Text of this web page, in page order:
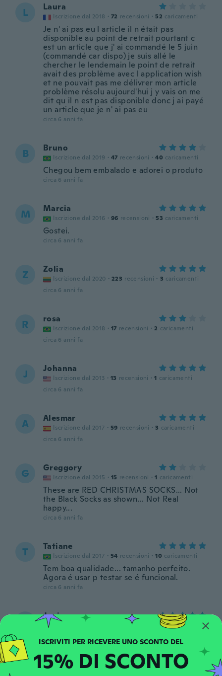
L Laura
Iscrizione dal 2018 · 72 recensioni · 52 caricamenti
Je n' ai pas eu l article il n était pas
disponible au point de retrait pourtant c
est un article que j' ai commandé le 5 juin
(commandé car dispo) je suis allé le
chercher le lendemain le point de retrait
avait des problème avec l application wish
et ne pouvait pas me délivrer mon article
problème résolu aujourd'hui j y vais on me
dit qu il n est pas disponible donc j ai payé
un article que je n' ai pas eu
circa 6 anni fa
B Bruno
Iscrizione dal 2019 · 47 recensioni · 40 caricamenti
Chegou bem embalado e adorei o produto
circa 6 anni fa
M Marcia
Iscrizione dal 2016 · 96 recensioni · 53 caricamenti
Gostei.
circa 6 anni fa
Z Zolia
Iscrizione dal 2020 · 223 recensioni · 3 caricamenti
circa 6 anni fa
R rosa
Iscrizione dal 2018 · 17 recensioni · 2 caricamenti
circa 6 anni fa
J Johanna
Iscrizione dal 2013 · 13 recensioni · 1 caricamenti
circa 6 anni fa
A Alesmar
Iscrizione dal 2017 · 59 recensioni · 3 caricamenti
circa 6 anni fa
G Greggory
Iscrizione dal 2015 · 15 recensioni · 1 caricamenti
These are RED CHRISTMAS SOCKS... Not
the Black Socks as shown... Not Real
happy...
circa 6 anni fa
T Tatiane
Iscrizione dal 2017 · 54 recensioni · 10 caricamenti
Tem boa qualidade... tamanho perfeito.
Agora é usar p testar se é funcional.
circa 6 anni fa
Janice
recensioni 23 caricamenti
they fit nicely and feel good not to thick
nor to warm
circa 6 anni fa
15% DI SCONTO